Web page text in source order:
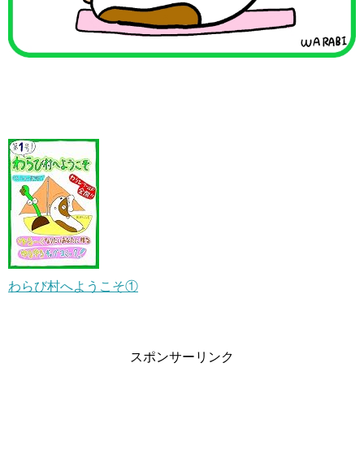
わらび村へようこそ①
スポンサーリンク